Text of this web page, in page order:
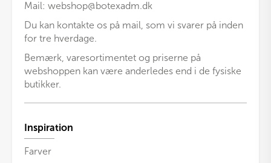
Mail: webshop@botexadm.dk
Du kan kontakte os på mail, som vi svarer på inden
for tre hverdage.
Bemærk, varesortimentet og priserne på
webshoppen kan være anderledes end i de fysiske
butikker.
Inspiration
Farver